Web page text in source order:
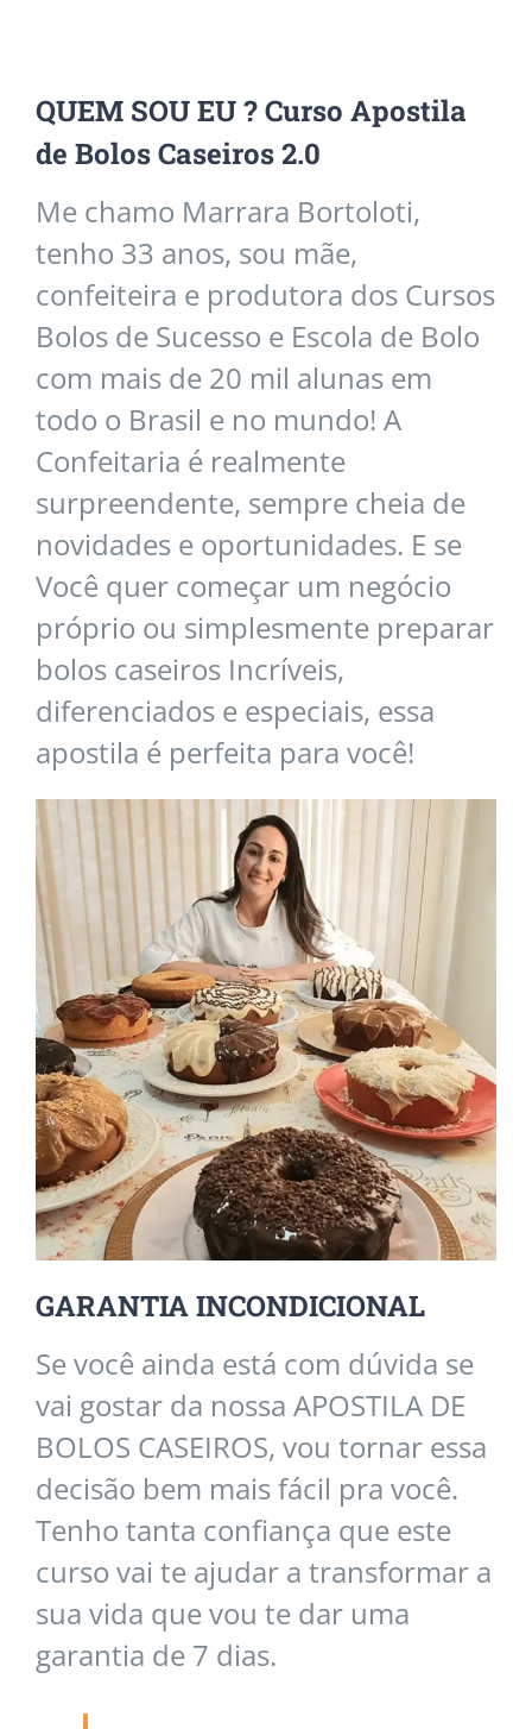
QUEM SOU EU ? Curso Apostila
de Bolos Caseiros 2.0
Me chamo Marrara Bortoloti,
tenho 33 anos, sou mãe,
confeiteira e produtora dos Cursos
Bolos de Sucesso e Escola de Bolo
com mais de 20 mil alunas em
todo o Brasil e no mundo! A
Confeitaria é realmente
surpreendente, sempre cheia de
novidades e oportunidades. E se
Você quer começar um negócio
próprio ou simplesmente preparar
bolos caseiros Incríveis,
diferenciados e especiais, essa
apostila é perfeita para você!
GARANTIA INCONDICIONAL
Se você ainda está com dúvida se
vai gostar da nossa APOSTILA DE
BOLOS CASEIROS, vou tornar essa
decisão bem mais fácil pra você.
Tenho tanta confiança que este
curso vai te ajudar a transformar a
sua vida que vou te dar uma
garantia de 7 dias.